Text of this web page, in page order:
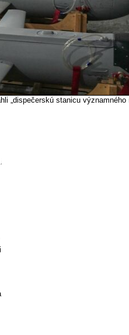
„dispečerskú stanicu významného